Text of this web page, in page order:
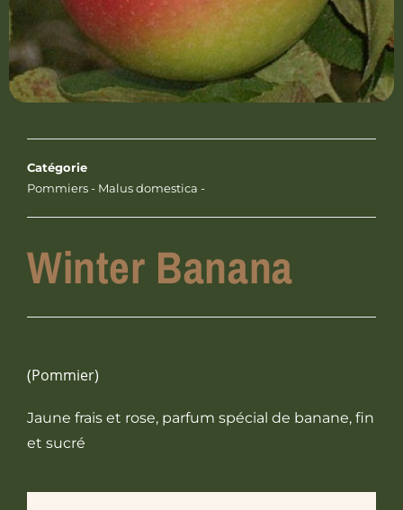
Catégorie
Pommiers - Malus domestica -
Winter Banana
(Pommier)
Jaune frais et rose, parfum spécial de banane, fin
et sucré